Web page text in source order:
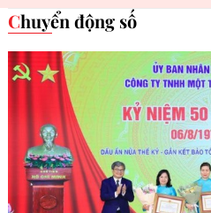
Chuyển động số